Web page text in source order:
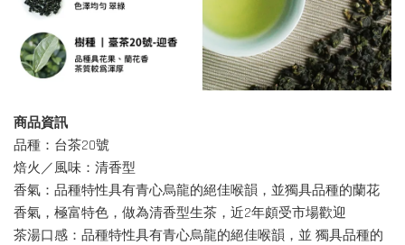
商品資訊
品種：台茶20號
焙火／風味：清香型
香氣：品種特性具有青心烏龍的絕佳喉韻，並獨具品種的蘭花
香氣，極富特色，做為清香型生茶，近2年頗受市場歡迎
茶湯口感：品種特性具有青心烏龍的絕佳喉韻，並 獨具品種的